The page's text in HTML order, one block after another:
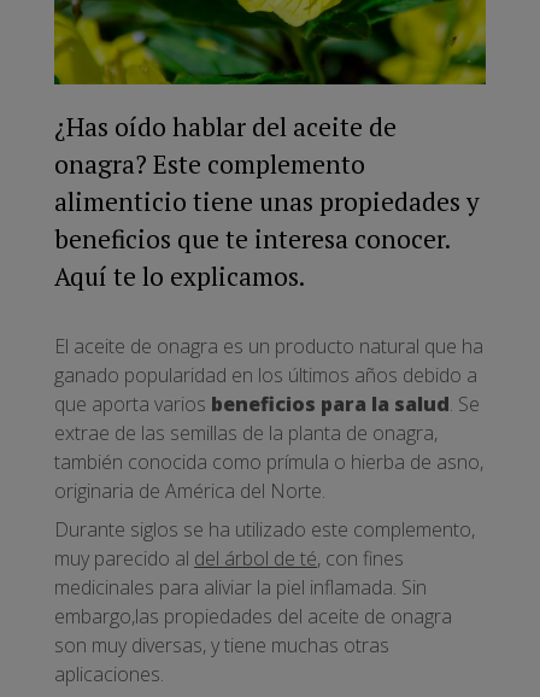
¿Has oído hablar del aceite de
onagra? Este complemento
alimenticio tiene unas propiedades y
beneficios que te interesa conocer.
Aquí te lo explicamos.
El aceite de onagra es un producto natural que ha
ganado popularidad en los últimos años debido a
que aporta varios beneficios para la salud. Se
extrae de las semillas de la planta de onagra,
también conocida como prímula o hierba de asno,
originaria de América del Norte.
Durante siglos se ha utilizado este complemento,
muy parecido al del árbol de té, con fines
medicinales para aliviar la piel inflamada. Sin
embargo,las propiedades del aceite de onagra
son muy diversas, y tiene muchas otras
aplicaciones.